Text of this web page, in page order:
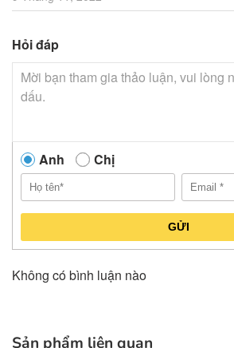
Hỏi đáp
Anh Chị
GỬI
Không có bình luận nào
Sản phẩm liên quan